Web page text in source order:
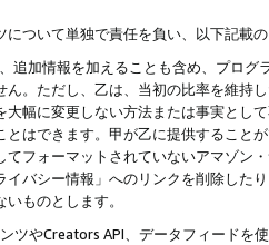
について単独で責任を負い、以下記載
追加情報を加えることも含め、プロ
ん。ただし、乙は、当初の比率を維持
大幅に変更しない方法または事実とし
とはできます。甲が乙に提供すること
てフォーマットされていないアマゾン
イバシー情報」へのリンクを削除した
ものとします。
ツやCreators API、データフィード